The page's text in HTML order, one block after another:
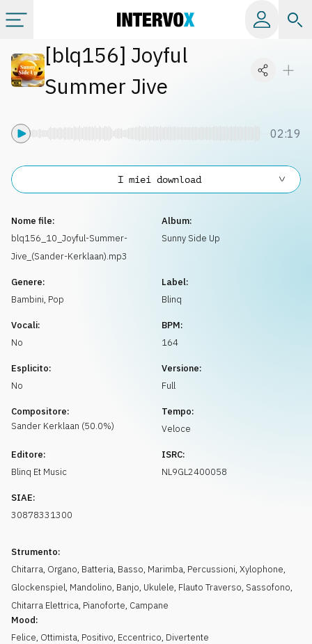
Categorie
[blq156] Joyful
Summer Jive
02:19
Nome file:
blq156_10_Joyful-Summer-
Jive_(Sander-Kerklaan).mp3
Album:
Sunny Side Up
Genere:
Bambini, Pop
Label:
Blinq
Vocali:
No
BPM:
164
Esplicito:
No
Versione:
Full
Compositore:
Sander Kerklaan (50.0%)
Tempo:
Veloce
Editore:
Blinq Et Music
ISRC:
NL9GL2400058
SIAE:
30878331300
Strumento:
Chitarra, Organo, Batteria, Basso, Marimba, Percussioni, Xylophone,
Glockenspiel, Mandolino, Banjo, Ukulele, Flauto Traverso, Sassofono,
Chitarra Elettrica, Pianoforte, Campane
Mood:
Felice, Ottimista, Positivo, Eccentrico, Divertente
I miei download